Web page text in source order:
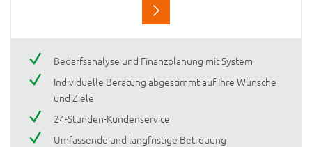
Bedarfsanalyse und Finanzplanung mit System
Individuelle Beratung abgestimmt auf Ihre Wünsche
und Ziele
24-Stunden-Kundenservice
Umfassende und langfristige Betreuung